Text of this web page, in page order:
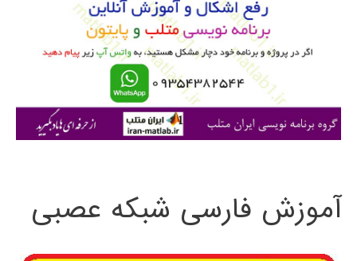
ی
آموزش فارسی شبکه عصبی